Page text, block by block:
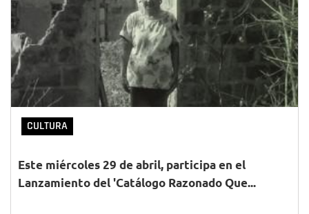
CULTURA
Este miércoles 29 de abril, participa en el
Lanzamiento del 'Catálogo Razonado Que...